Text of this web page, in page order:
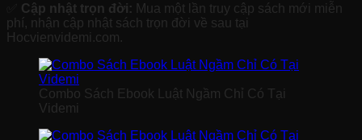
Cập nhật trọn đời: Mua một lần truy cập sách mới miễn
phí, nhận cập nhật sách trọn đời về sau tại
Hocvienvidemi.com.
Combo Sách Ebook Luật Ngầm Chỉ Có Tại
Videmi